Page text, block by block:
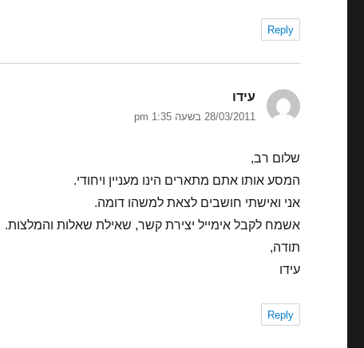
Reply
עידו
28/03/2011 בשעה 1:35 pm
שלום רב,
המסע אותו אתם מתארים הינו מעניין ויחודי.
אני ואישתי חושבים לצאת למשהו דומה.
אשמח לקבל אימייל יצירת קשר, שאילת שאלות והמלצות.
תודה,
עידו
Reply